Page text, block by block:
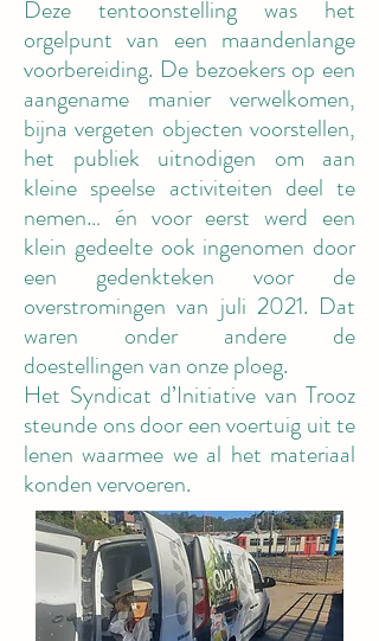
Deze tentoonstelling was het
orgelpunt van een maandenlange
voorbereiding. De bezoekers op een
aangename manier verwelkomen,
bijna vergeten objecten voorstellen,
het publiek uitnodigen om aan
kleine speelse activiteiten deel te
nemen… én voor eerst werd een
klein gedeelte ook ingenomen door
een gedenkteken voor de
overstromingen van juli 2021. Dat
waren onder andere de
doestellingen van onze ploeg.
Het Syndicat d’Initiative van Trooz
steunde ons door een voertuig uit te
lenen waarmee we al het materiaal
konden vervoeren.